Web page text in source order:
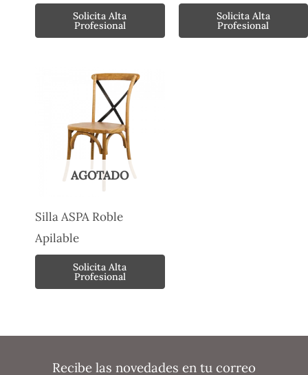
Solicita Alta
Profesional
Solicita Alta
Profesional
AGOTADO
Silla ASPA Roble
Apilable
Solicita Alta
Profesional
Recibe las novedades en tu correo